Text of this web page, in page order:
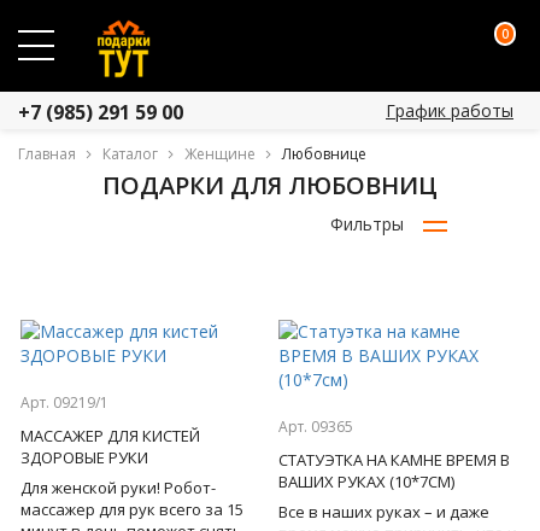
0
+7 (985) 291 59 00 График работы
Главная Каталог Женщине Любовнице
ПОДАРКИ ДЛЯ ЛЮБОВНИЦ
Фильтры
Арт. 09219/1
МАССАЖЕР ДЛЯ КИСТЕЙ
ЗДОРОВЫЕ РУКИ
Для женской руки! Робот-
массажер для рук всего за 15
Арт. 09365
СТАТУЭТКА НА КАМНЕ ВРЕМЯ В
ВАШИХ РУКАХ (10*7СМ)
Все в наших руках – и даже